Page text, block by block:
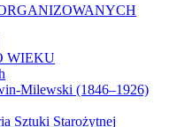
WIEKU
Milewski (1846–1926)
Sztuki Starożytnej